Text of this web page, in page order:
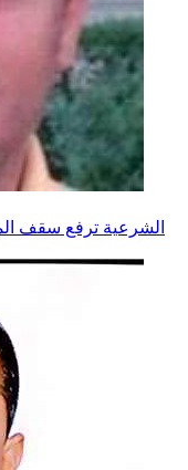
الشرعية ترفع سقف